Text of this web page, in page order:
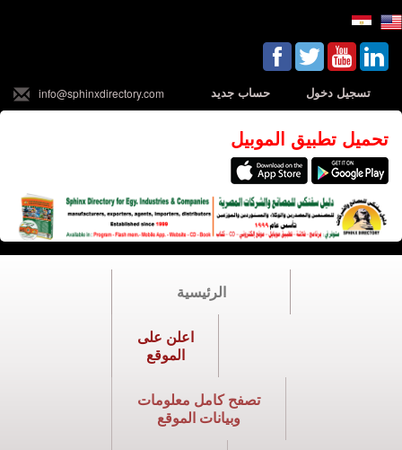
تسجيل دخول حساب جديد info@sphinxdirectory.com
تحميل تطبيق الموبيل
الرئيسية
اعلن على
الموقع
تصفح كامل معلومات
وبيانات الموقع